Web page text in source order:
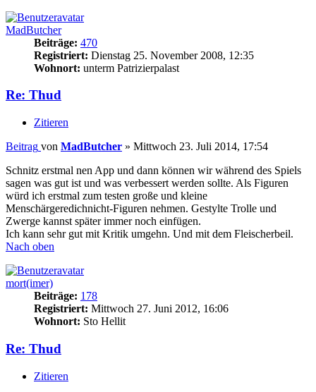
MadButcher
Beiträge: 470
Registriert: Dienstag 25. November 2008, 12:35
Wohnort: unterm Patrizierpalast
Re: Thud
Zitieren
Beitrag von MadButcher » Mittwoch 23. Juli 2014, 17:54
Schnitz erstmal nen App und dann können wir während des Spiels
sagen was gut ist und was verbessert werden sollte. Als Figuren
würd ich erstmal zum testen große und kleine
Menschärgeredichnicht-Figuren nehmen. Gestylte Trolle und
Zwerge kannst später immer noch einfügen.
Ich kann sehr gut mit Kritik umgehn. Und mit dem Fleischerbeil.
Nach oben
mort(imer)
Beiträge: 178
Registriert: Mittwoch 27. Juni 2012, 16:06
Wohnort: Sto Hellit
Re: Thud
Zitieren